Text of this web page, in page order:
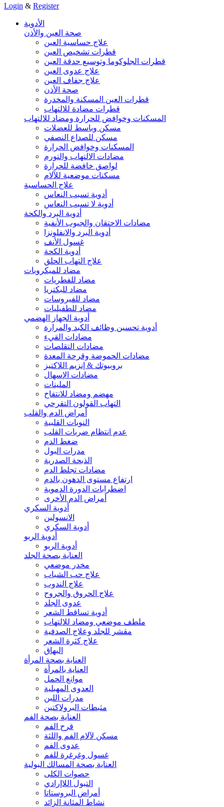
Login & Register
الأدوية
صحة العين والأذن
علاج حساسية العين
قطرات تشخيص العين
قطرات الجلوكوما وتوسيع حدقة العين
علاج عدوى العين
علاج جفاف العين
صحة الأذن
قطرات العين المسكنة والمخدرة
قطرات مضادة للالتهاب
المسكنات وخوافض للحرارة ومضاد للالتهاب
مسكن وباسط للعضلات
مسكن للصداع النصفي
المسكنات وخوافض الحرارة
مضادات الالتهاب والتورم
لواصق خافضة للحرارة
مسكنات موضعية للآلام
علاج الحساسية
أدوية تسبب النعاس
أدوية لا تسبب النعاس
أدوية البرد والكحة
مضادات الاحتقان والجيوب الأنفية
أدوية البرد والانفلونزا
غسول الأنف
أدوية الكحة
علاج التهاب الحلق
مضاد للميكروبات
مضاد للفطريات
مضاد للبكتريا
مضاد للفيروسات
مضاد للطفيليات
أدوية الجهاز الهضمي
أدوية تحسين وظائف الكبد والمرارة
مضادات القيء
مضادات التقلصات
مضادات الحموضة وقرحة المعدة
بروبيوتك & إنزيم اللاكتيز
مضادات الإسهال
الملينات
مهضم ومضاد للانتفاخ
التهاب القولون التقرحي
أمراض الدم والقلب
النوبات القلبية
عدم انتظام ضربات القلب
ضغط الدم
مدرات البول
الذبحة الصدرية
مضادات تجلط الدم
ارتفاع مستوى الدهون بالدم
اضطرابات الدورة الدموية
أمراض الدم الأخرى
أدوية السكري
الانسولين
أدوية السكري
أدوية الربو
أدوية الربو
العناية بصحة الجلد
مخدر موضعي
علاج حب الشباب
علاج الندوب
علاج الحروق والجروح
عدوى الجلد
أدوية تساقط الشعر
ملطف موضعي ومضاد للالتهاب
مقشر للجلد وعلاج الصدفية
علاج كثرة الشعر
البهاق
العناية بصحة المرأة
العناية بالمرأة
موانع الحمل
العدوى المهبلية
مدرات اللبن
مثبطات البرولاكتين
العناية بصحة الفم
قرح الفم
مسكن لآلام الفم واللثة
عدوى الفم
غسول وغرغرة للفم
العناية بصحة المسالك البولية
حصوات الكلى
التبول اللاإرادي
أمراض البروستاتا
نشاط المثانة الزائد